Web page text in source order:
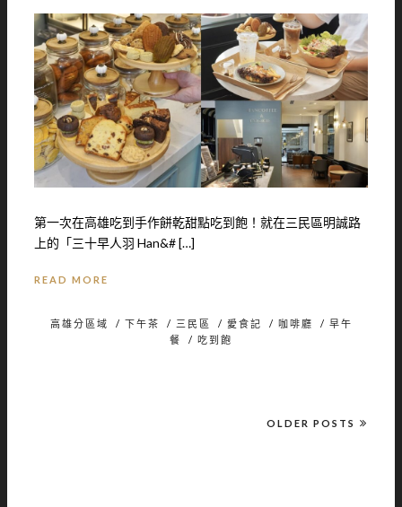
第一次在高雄吃到手作餅乾甜點吃到飽！就在三民區明誠路
上的「三十早人羽 Han&# […]
READ MORE
高雄分區域 / 下午茶 / 三民區 / 愛食記 / 咖啡廳 / 早午
餐
/ 吃到飽
OLDER POSTS